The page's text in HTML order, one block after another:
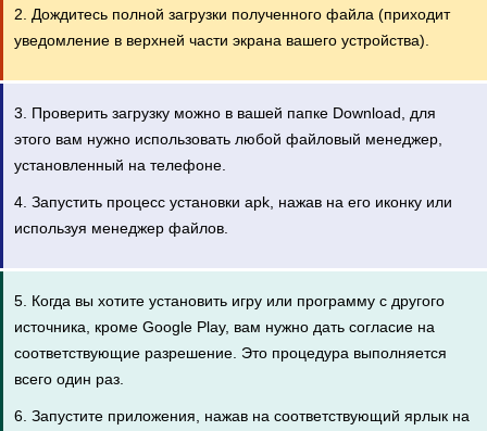
2. Дождитесь полной загрузки полученного файла (приходит
уведомление в верхней части экрана вашего устройства).
3. Проверить загрузку можно в вашей папке Download, для
этого вам нужно использовать любой файловый менеджер,
установленный на телефоне.
4. Запустить процесс установки apk, нажав на его иконку или
используя менеджер файлов.
5. Когда вы хотите установить игру или программу с другого
источника, кроме Google Play, вам нужно дать согласие на
соответствующие разрешение. Это процедура выполняется
всего один раз.
6. Запустите приложения, нажав на соответствующий ярлык на